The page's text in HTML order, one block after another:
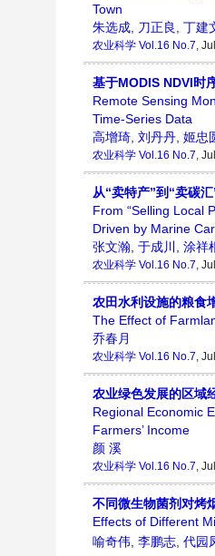
Town
朱选成, 刀正良, 丁建
农业科学 Vol.16 No.7,
基于MODIS NDVI时
Remote Sensing
Time-Series Data
高增琦, 刘丹丹, 姬忠
农业科学 Vol.16 No.7,
从“卖特产”到“卖碳
From “Selling Local
Driven by Marine
张文瀚, 于成川 , 涂祥
农业科学 Vol.16 No.7,
农田水利设施的粮食
The Effect of
乔春月
农业科学 Vol.16 No.7,
农业绿色发展的区
Regional Economic
Farmers’ Income
颜 溪
农业科学 Vol.16 No.7,
不同微生物菌剂对烤
Effects of Different
喻奇伟, 李鹏志, 代园